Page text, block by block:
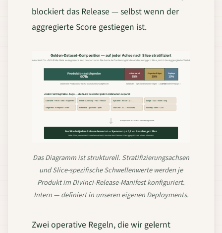
blockiert das Release — selbst wenn der
aggregierte Score gestiegen ist.
Golden-Dataset-Komposition — auf jeder Achse nach Slice stratifiziert
Dimensioniert für ~500 Fälle. Balkensegmente sind proportional. Die harte Anforderung ist die Abdeckung pro Slice, nicht das aggregierte Verhältnis.
Produktionsstichprobe
60%
Adversarial
15%
Experten-Edges
15%
Replays
10%
stratifizierte Produktions-Traces · quartalsweise aufgefrischt Jailbreaks · InjectionDomänen-Edges · Long TailPostmortem-Replays ↑
Jeder Fall trägt Slice-Tags — die Suite bewertet jede Kombination separat
Domäne· Recht / Med / Allgemein Intent· Anleitung / Fakt / Refuse Sprache· en / de / ja / … Länge· kurz / mittel / lang
Segment· Enterprise / SMB Retrieval· grounded / open Tool-Use· 0 / 1 / multi-step Novelty· seen / OOD
Komposition × Slices = Bewertungsraster
Pro Slice bei jedem Release bewertet — Spearman ρ ≥ 0,7 vs. Baseline, pro Slice
Jeder Slice, der seinen Schwellenwert reißt, blockiert das Release. Der Aggregat-Score ist rein informativ.
Das Diagramm ist strukturell. Stratifizierungsachsen
und Slice-spezifische Schwellenwerte werden je
Produkt im Divinci-Release-Manifest konfiguriert.
Intern — definiert in unseren eigenen Deployments.
Zwei operative Regeln, die wir gelernt